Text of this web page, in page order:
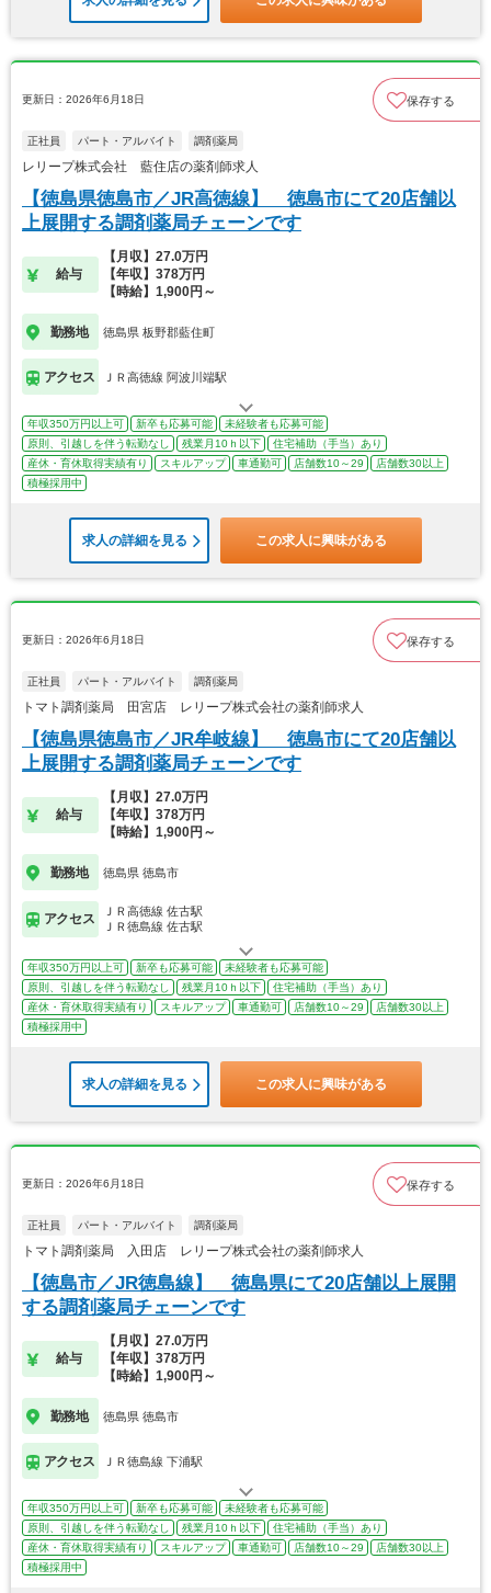
更新日：2026年6月18日 保存する
正社員 パート・アルバイト 調剤薬局
レリープ株式会社 藍住店の薬剤師求人
【徳島県徳島市／JR高徳線】 徳島市にて20店舗以
上展開する調剤薬局チェーンです
給与
【月収】27.0万円
【年収】378万円
【時給】1,900円～
勤務地 徳島県 板野郡藍住町
アクセス ＪＲ高徳線 阿波川端駅
年収350万円以上可 新卒も応募可能
未経験者も応募可能
原則、引越しを伴う転勤なし
残業月10ｈ以下
住宅補助（手当）あり
産休・育休取得実績有り
スキルアップ 車通勤可 店舗数10～29
店舗数30以上
積極採用中
求人の詳細を見る この求人に興味がある
更新日：2026年6月18日 保存する
正社員 パート・アルバイト 調剤薬局
トマト調剤薬局 田宮店 レリープ株式会社の薬剤師求人
【徳島県徳島市／JR牟岐線】 徳島市にて20店舗以
上展開する調剤薬局チェーンです
給与
【月収】27.0万円
【年収】378万円
【時給】1,900円～
勤務地 徳島県 徳島市
アクセス
ＪＲ高徳線 佐古駅
ＪＲ徳島線 佐古駅
年収350万円以上可 新卒も応募可能
未経験者も応募可能
原則、引越しを伴う転勤なし
残業月10ｈ以下
住宅補助（手当）あり
産休・育休取得実績有り
スキルアップ 車通勤可 店舗数10～29
店舗数30以上
積極採用中
求人の詳細を見る この求人に興味がある
更新日：2026年6月18日 保存する
正社員 パート・アルバイト 調剤薬局
トマト調剤薬局 入田店 レリープ株式会社の薬剤師求人
【徳島市／JR徳島線】 徳島県にて20店舗以上展開
する調剤薬局チェーンです
給与
【月収】27.0万円
【年収】378万円
【時給】1,900円～
勤務地 徳島県 徳島市
アクセス ＪＲ徳島線 下浦駅
年収350万円以上可 新卒も応募可能
未経験者も応募可能
原則、引越しを伴う転勤なし
残業月10ｈ以下
住宅補助（手当）あり
産休・育休取得実績有り
スキルアップ 車通勤可 店舗数10～29
店舗数30以上
積極採用中